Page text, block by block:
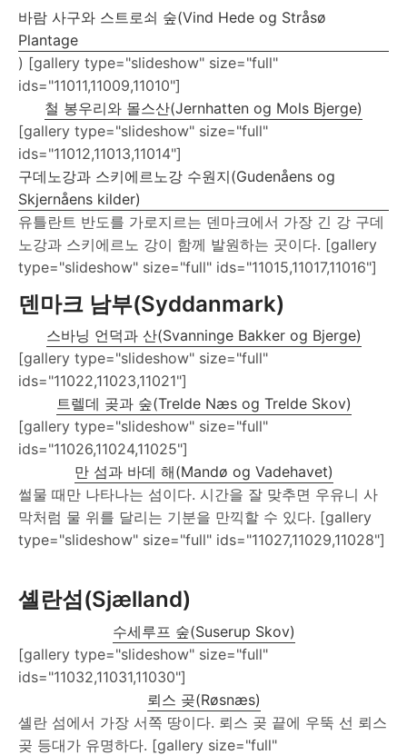
바람 사구와 스트로쇠 숲(Vind Hede og Stråsø
Plantage
) [gallery type="slideshow" size="full"
ids="11011,11009,11010"]
철 봉우리와 몰스산(Jernhatten og Mols Bjerge)
[gallery type="slideshow" size="full"
ids="11012,11013,11014"]
구데노강과 스키에르노강 수원지(Gudenåens og
Skjernåens kilder)
유틀란트 반도를 가로지르는 덴마크에서 가장 긴 강 구데
노강과 스키에르노 강이 함께 발원하는 곳이다. [gallery
type="slideshow" size="full" ids="11015,11017,11016"]
덴마크 남부(Syddanmark)
스바닝 언덕과 산(Svanninge Bakker og Bjerge)
[gallery type="slideshow" size="full"
ids="11022,11023,11021"]
트렐데 곶과 숲(Trelde Næs og Trelde Skov)
[gallery type="slideshow" size="full"
ids="11026,11024,11025"]
만 섬과 바데 해(Mandø og Vadehavet)
썰물 때만 나타나는 섬이다. 시간을 잘 맞추면 우유니 사
막처럼 물 위를 달리는 기분을 만끽할 수 있다. [gallery
type="slideshow" size="full" ids="11027,11029,11028"]
셸란섬(Sjælland)
수세루프 숲(Suserup Skov)
[gallery type="slideshow" size="full"
ids="11032,11031,11030"]
뢰스 곶(Røsnæs)
셸란 섬에서 가장 서쪽 땅이다. 뢰스 곶 끝에 우뚝 선 뢰스
곶 등대가 유명하다. [gallery size="full"